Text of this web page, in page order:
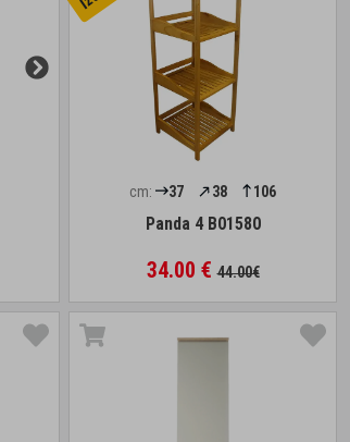
cm: 37 38 106
Panda 4 B01580
34.00 €44.00€